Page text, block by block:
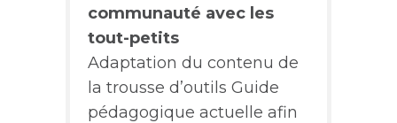
communauté avec les
tout-petits
Adaptation du contenu de
la trousse d’outils Guide
pédagogique actuelle afin